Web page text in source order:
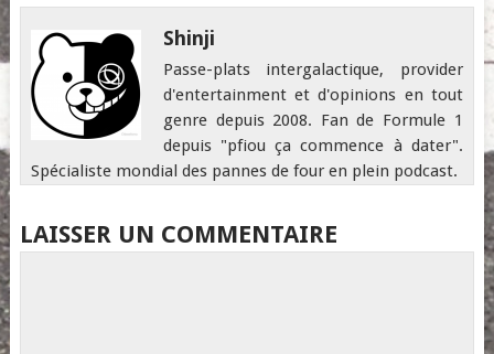
Shinji
Passe-plats intergalactique, provider
d'entertainment et d'opinions en tout
genre depuis 2008. Fan de Formule 1
depuis "pfiou ça commence à dater".
Spécialiste mondial des pannes de four en plein podcast.
LAISSER UN COMMENTAIRE